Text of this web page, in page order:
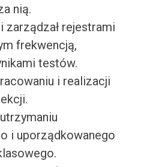
nią.
zarządzał rejestrami
frekwencją,
testów.
i realizacji
i uporządkowanego